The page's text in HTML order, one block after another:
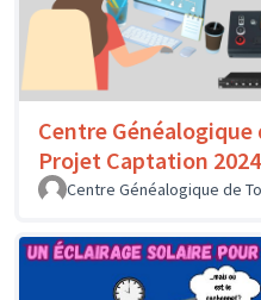
Centre Généalogique
Projet Captation 2024
Centre Généalogique de